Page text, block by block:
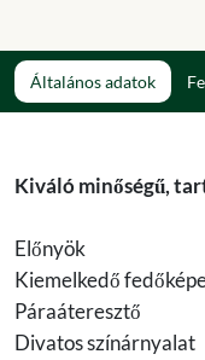
Általános adatok
Kiváló minőségű,
Előnyök
Kiemelkedő
Páraáteresztő
Divatos színárnyalat